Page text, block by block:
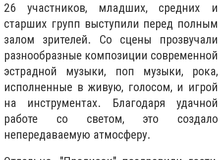
26 участников, младших, средних и
старших групп выступили перед полным
залом зрителей. Со сцены прозвучали
разнообразные композиции современной
эстрадной музыки, поп музыки, рока,
исполненные в живую, голосом, и игрой
на инструментах. Благодаря удачной
работе со светом, это создало
непередаваемую атмосферу.